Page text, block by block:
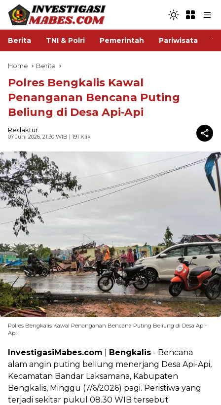
Berita TNI & Polri Pemerintah Pariwisata
Home Berita
Polres Bengkalis Kawal
Penanganan Bencana Puting
Beliung di Desa Api-Api
Redaktur
07 Juni 2026, 21:30 WIB | 191 Klik
Polres Bengkalis Kawal Penanganan Bencana Puting Beliung di Desa Api-
Api
InvestigasiMabes.com Bengkalis - Bencana
alam angin puting beliung menerjang Desa Api-Api,
Kecamatan Bandar Laksamana, Kabupaten
Bengkalis, Minggu (7/6/2026) pagi. Peristiwa yang
terjadi sekitar pukul 08.30 WIB tersebut